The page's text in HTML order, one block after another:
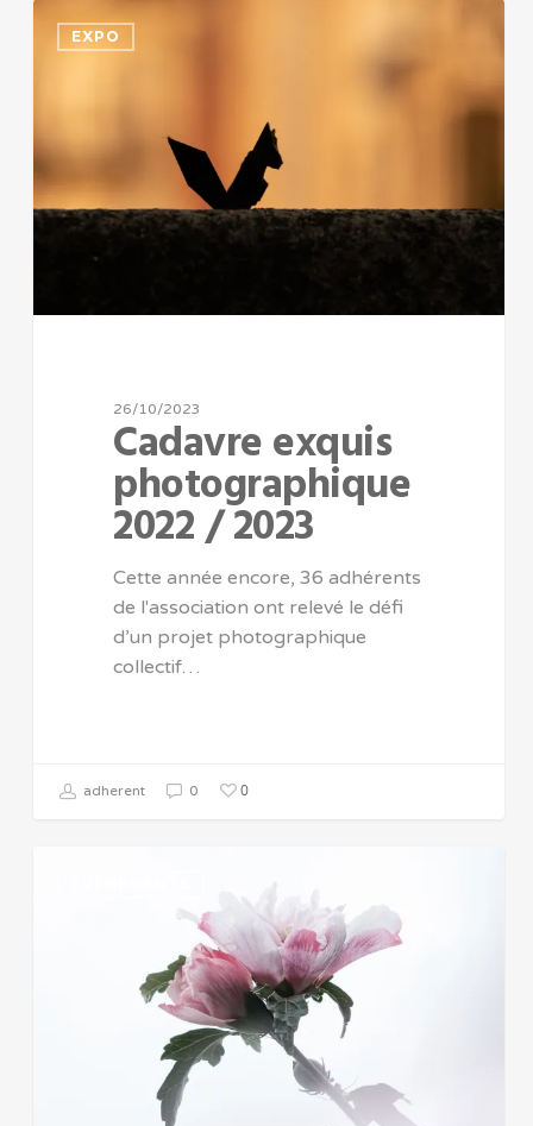
EXPO
26/10/2023
Cadavre exquis
photographique
2022 / 2023
Cette année encore, 36 adhérents
de l'association ont relevé le défi
d’un projet photographique
collectif…
adherent 0 0